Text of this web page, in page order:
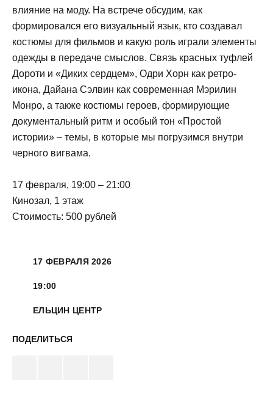
влияние на моду. На встрече обсудим, как
формировался его визуальный язык, кто создавал
костюмы для фильмов и какую роль играли элементы
одежды в передаче смыслов. Связь красных туфлей
Дороти и «Диких сердцем», Одри Хорн как ретро-
икона, Дайана Сэлвин как современная Мэрилин
Монро, а также костюмы героев, формирующие
документальный ритм и особый тон «Простой
истории» – темы, в которые мы погрузимся внутри
черного вигвама.
17 февраля, 19:00 – 21:00
Кинозал, 1 этаж
Стоимость: 500 рублей
17 ФЕВРАЛЯ 2026
19:00
ЕЛЬЦИН ЦЕНТР
ПОДЕЛИТЬСЯ